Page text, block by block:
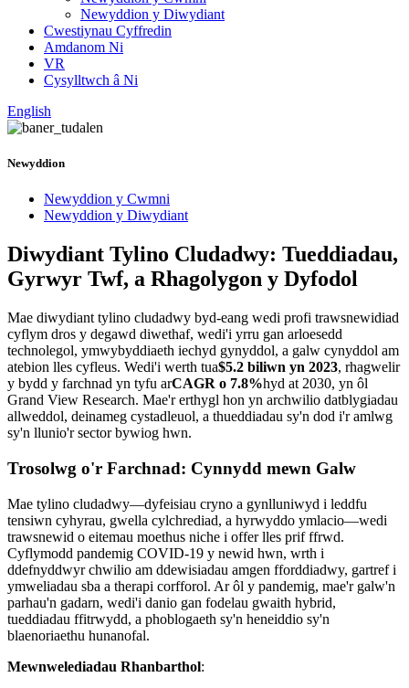
Newyddion y Diwydiant
Cwestiynau Cyffredin
Amdanom Ni
VR
Cysylltwch â Ni
English
Newyddion
Newyddion y Cwmni
Newyddion y Diwydiant
Diwydiant Tylino Cludadwy: Tueddiadau,
Gyrwyr Twf, a Rhagolygon y Dyfodol
Mae diwydiant tylino cludadwy byd-eang wedi profi trawsnewidiad
cyflym dros y degawd diwethaf, wedi'i yrru gan arloesedd
technolegol, ymwybyddiaeth iechyd gynyddol, a galw cynyddol am
atebion lles cyfleus. Wedi'i werth tua$5.2 biliwn yn 2023, rhagwelir
y bydd y farchnad yn tyfu arCAGR o 7.8%hyd at 2030, yn ôl
Grand View Research. Mae'r erthygl hon yn archwilio datblygiadau
allweddol, deinameg cystadleuol, a thueddiadau sy'n dod i'r amlwg
sy'n llunio'r sector bywiog hwn.
Trosolwg o'r Farchnad: Cynnydd mewn Galw
Mae tylino cludadwy—dyfeisiau cryno a gynlluniwyd i leddfu
tensiwn cyhyrau, gwella cylchrediad, a hyrwyddo ymlacio—wedi
trawsnewid o eitemau moethus niche i offer lles prif ffrwd.
Cyflymodd pandemig COVID-19 y newid hwn, wrth i
ddefnyddwyr chwilio am ddewisiadau amgen fforddiadwy, gartref i
ymweliadau sba a therapi corfforol. Ar ôl y pandemig, mae'r galw'n
parhau'n gadarn, wedi'i danio gan fodelau gwaith hybrid,
tueddiadau ffitrwydd, a phoblogaeth sy'n heneiddio sy'n
blaenoriaethu hunanofal.
Mewnwelediadau Rhanbarthol: